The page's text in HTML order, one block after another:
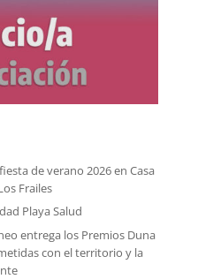
de verano 2026 en Casa
Frailes
Playa Salud
entrega los Premios Duna
con el territorio y la